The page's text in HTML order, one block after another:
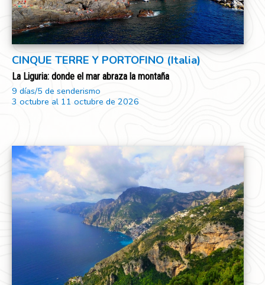
CINQUE TERRE Y PORTOFINO (Italia)
La Liguria: donde el mar abraza la montaña
9 días/5 de senderismo
3 octubre al 11 octubre de 2026